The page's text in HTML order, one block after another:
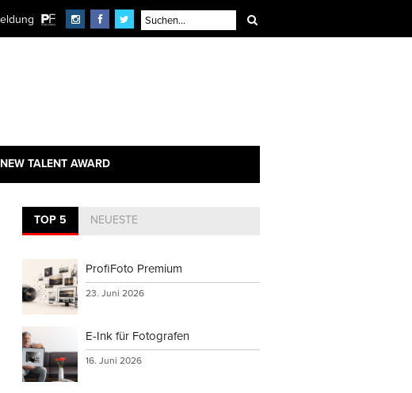
NEW TALENT AWARD
TOP 5 NEUESTE
ProfiFoto Premium
23. Juni 2026
E-Ink für Fotografen
16. Juni 2026